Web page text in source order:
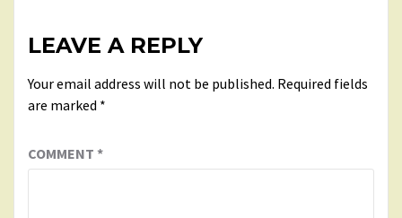
LEAVE A REPLY
Your email address will not be published. Required fields
are marked *
COMMENT *